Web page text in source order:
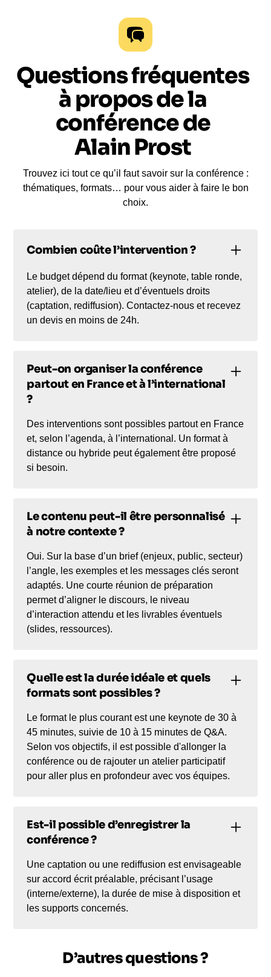
Questions fréquentes
à propos de la
conférence de
Alain Prost
Trouvez ici tout ce qu’il faut savoir sur la conférence :
thématiques, formats… pour vous aider à faire le bon
choix.
Combien coûte l’intervention ?
Le budget dépend du format (keynote, table ronde,
atelier), de la date/lieu et d’éventuels droits
(captation, rediffusion). Contactez-nous et recevez
un devis en moins de 24h.
Peut-on organiser la conférence
partout en France et à l’international
?
Des interventions sont possibles partout en France
et, selon l’agenda, à l’international. Un format à
distance ou hybride peut également être proposé
si besoin.
Le contenu peut-il être personnalisé
à notre contexte ?
Oui. Sur la base d’un brief (enjeux, public, secteur)
l’angle, les exemples et les messages clés seront
adaptés. Une courte réunion de préparation
permet d’aligner le discours, le niveau
d’interaction attendu et les livrables éventuels
(slides, ressources).
Quelle est la durée idéale et quels
formats sont possibles ?
Le format le plus courant est une keynote de 30 à
45 minutes, suivie de 10 à 15 minutes de Q&A.
Selon vos objectifs, il est possible d'allonger la
conférence ou de rajouter un atelier participatif
pour aller plus en profondeur avec vos équipes.
Est-il possible d’enregistrer la
conférence ?
Une captation ou une rediffusion est envisageable
sur accord écrit préalable, précisant l’usage
(interne/externe), la durée de mise à disposition et
les supports concernés.
D’autres questions ?